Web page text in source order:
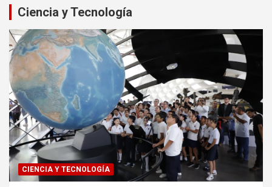
Ciencia y Tecnología
CIENCIA Y TECNOLOGÍA